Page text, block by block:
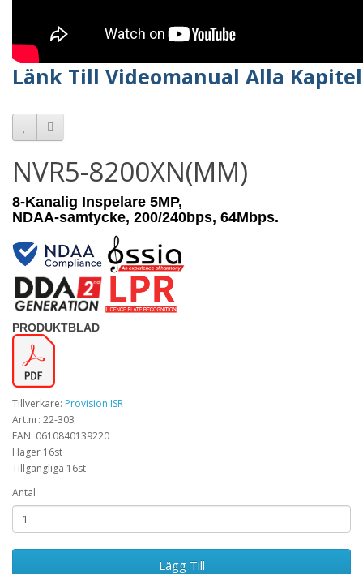
Länk Till Videomanual Alla Kapitel
NVR5-8200XN(MM)
8-Kanalig Inspelare 5MP,
NDAA-samtycke, 200/240bps, 64Mbps.
PRODUKTBLAD
Tillverkare: Provision ISR
Art.nr: 22-303
EAN: 0610840139220
I lager 16st
Tillgängliga 16st
Antal
Lägg Till